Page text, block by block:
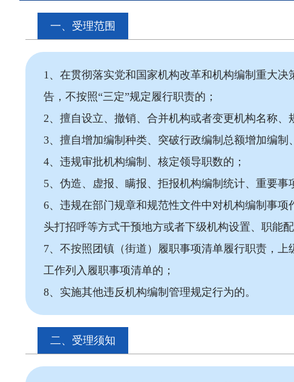
一、受理范围
1、在贯彻落实党和国家机构改革和机构编制重大
告，不按照“三定”规定履行职责的；
2、擅自设立、撤销、合并机构或者变更机构名称
3、擅自增加编制种类、突破行政编制总额增加编制
4、违规审批机构编制、核定领导职数的；
5、伪造、虚报、瞒报、拒报机构编制统计、重要
6、违规在部门规章和规范性文件中对机构编制事
头打招呼等方式干预地方或者下级机构设置、职能
7、不按照团镇（街道）履职事项清单履行职责，
工作列入履职事项清单的；
8、实施其他违反机构编制管理规定行为的。
二、受理须知